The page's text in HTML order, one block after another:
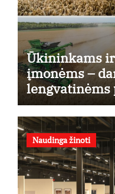
Ūkininkams
įmonėms –
lengvatinėms
Naudinga žinoti